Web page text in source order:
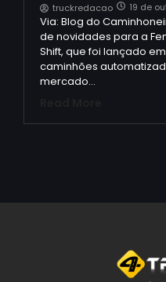
truckredacao 19 de
Via: Blog do
de novidades para a
Shift, que foi lançado
caminhões
mercado…